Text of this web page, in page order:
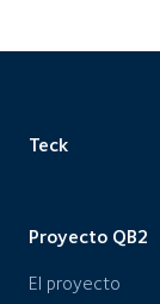
Teck
Proyecto QB2
El proyecto